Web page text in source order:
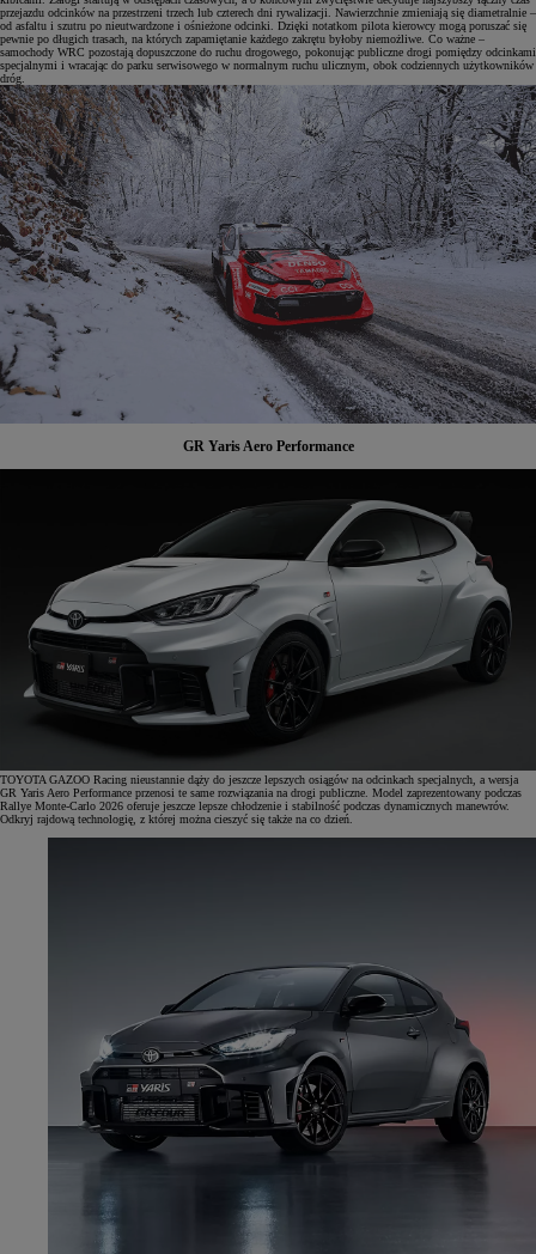
przejazdu odcinków na przestrzeni trzech lub czterech dni rywalizacji. Nawierzchnie zmieniają się diametralnie –
od asfaltu i szutru po nieutwardzone i ośnieżone odcinki. Dzięki notatkom pilota kierowcy mogą poruszać się
pewnie po długich trasach, na których zapamiętanie każdego zakrętu byłoby niemożliwe. Co ważne –
samochody WRC pozostają dopuszczone do ruchu drogowego, pokonując publiczne drogi pomiędzy odcinkami
specjalnymi i wracając do parku serwisowego w normalnym ruchu ulicznym, obok codziennych użytkowników
dróg.
GR Yaris Aero Performance
TOYOTA GAZOO Racing nieustannie dąży do jeszcze lepszych osiągów na odcinkach specjalnych, a wersja
GR Yaris Aero Performance przenosi te same rozwiązania na drogi publiczne. Model zaprezentowany podczas
Rallye Monte-Carlo 2026 oferuje jeszcze lepsze chłodzenie i stabilność podczas dynamicznych manewrów.
Odkryj rajdową technologię, z której można cieszyć się także na co dzień.